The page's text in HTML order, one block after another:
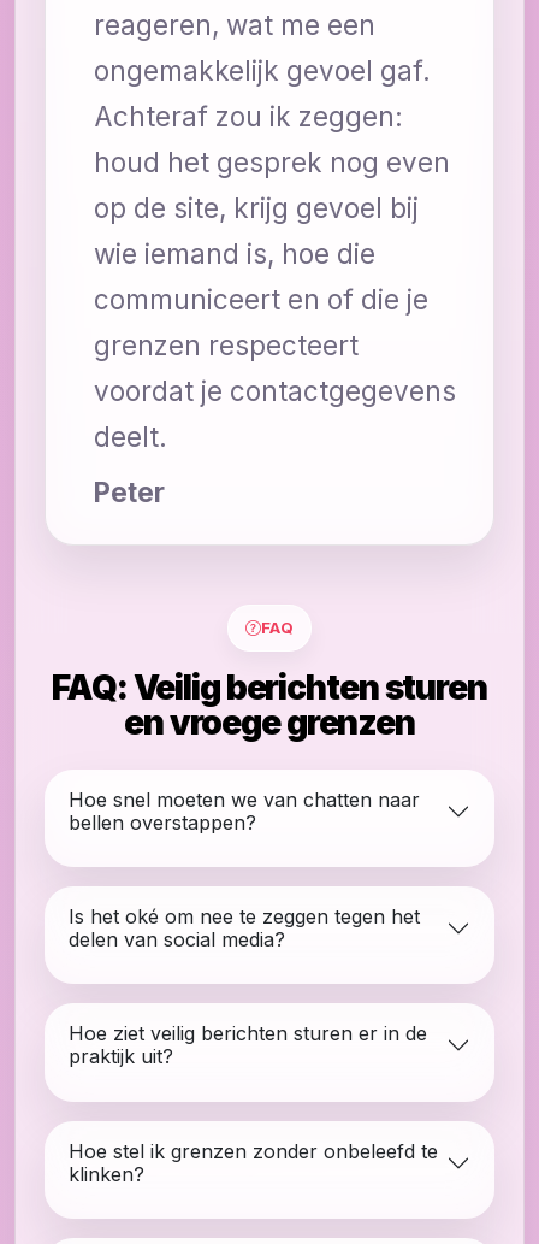
reageren, wat me een
ongemakkelijk gevoel gaf.
Achteraf zou ik zeggen:
houd het gesprek nog even
op de site, krijg gevoel bij
wie iemand is, hoe die
communiceert en of die je
grenzen respecteert
voordat je contactgegevens
deelt.
Peter
FAQ
FAQ: Veilig berichten sturen
en vroege grenzen
Hoe snel moeten we van chatten naar
bellen overstappen?
Is het oké om nee te zeggen tegen het
delen van social media?
Hoe ziet veilig berichten sturen er in de
praktijk uit?
Hoe stel ik grenzen zonder onbeleefd te
klinken?